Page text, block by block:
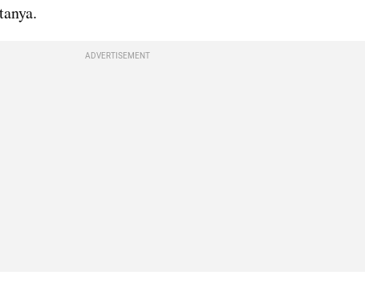
ADVERTISEMENT